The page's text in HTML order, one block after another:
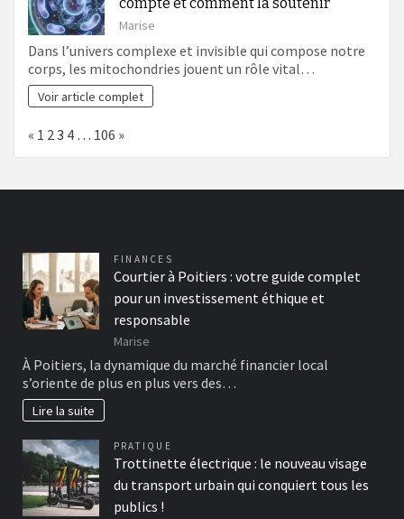
compte et comment la soutenir
Marise
Dans l’univers complexe et invisible qui compose notre
corps, les mitochondries jouent un rôle vital…
Voir article complet
Page:
Previous
« 1 23 4 … 106 Next
»
FINANCES
Courtier à Poitiers : votre guide complet
pour un investissement éthique et
responsable
Marise
À Poitiers, la dynamique du marché financier local
s’oriente de plus en plus vers des…
Lire la suite
PRATIQUE
Trottinette électrique : le nouveau visage
du transport urbain qui conquiert tous les
publics !